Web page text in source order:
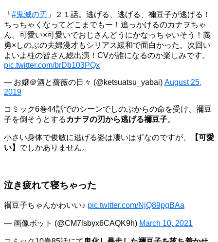
「 #鬼滅の刃 」２１話。逃げる、逃げる、禰豆子が逃げる！
ちっちゃくなってどこまでもー！追っかけるのカナヲちゃ
ん。可愛い×可愛いでおじさんどうにかなっちゃいそう！義
勇×しのぶの夫婦漫才もシリアス緩和で面白かった。次回い
よいよ柱の皆さん総出演！CVが誰になるのか楽しみです。
pic.twitter.com/brDb103PQx
— お嬢＠酒と薔薇の日々 (@ketsuatsu_yabai) August 25,
2019
コミック6巻44話でのシーンでしのぶからの命を受け、禰豆
子を倒そうとする カナヲの刃から逃げる禰豆子。
小さい身体で俊敏に逃げる姿は凄いはずなのですが、
【可愛
い】 でしかありません。
泣き疲れて寝ちゃった
禰豆子ちゃんかわいい♪ pic.twitter.com/NjQ89pgBAa
— 画像ボット (@CM7lsbyx6CAQK9h) March 10, 2021